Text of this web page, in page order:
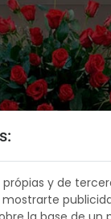
y de
mostrarte